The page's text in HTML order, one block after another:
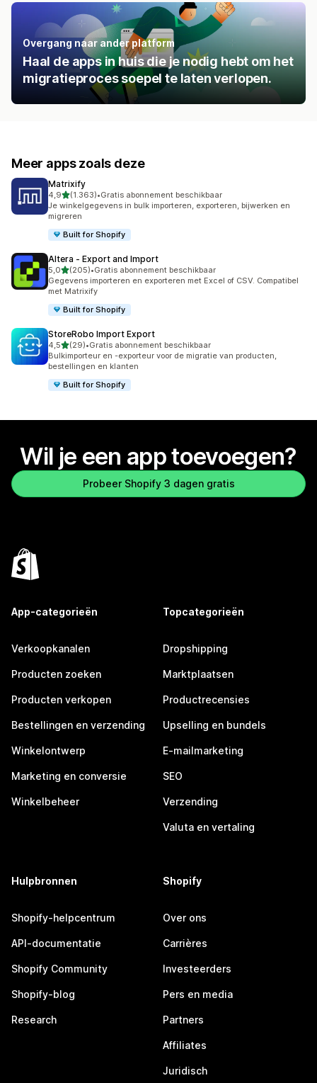
Overgang naar ander platform
Haal de apps in huis die je nodig hebt om het
migratieproces soepel te laten verlopen.
Meer apps zoals deze
Matrixify
4,9van 5 sterren
(1.363)
1363 recensies in totaal
•Gratis abonnement beschikbaar
Je winkelgegevens in bulk importeren, exporteren, bijwerken en
migreren
Built for Shopify
Altera ‑ Export and Import
5,0van 5 sterren
(205)
205 recensies in totaal
•Gratis abonnement beschikbaar
Gegevens importeren en exporteren met Excel of CSV. Compatibel
met Matrixify
Built for Shopify
StoreRobo Import Export
4,5van 5 sterren
(29)
29 recensies in totaal
•Gratis abonnement beschikbaar
Bulkimporteur en -exporteur voor de migratie van producten,
bestellingen en klanten
Built for Shopify
Wil je een app toevoegen?
Probeer Shopify 3 dagen gratis
App-categorieën
Verkoopkanalen
Producten zoeken
Producten verkopen
Bestellingen en verzending
Winkelontwerp
Marketing en conversie
Winkelbeheer
Topcategorieën
Dropshipping
Marktplaatsen
Productrecensies
Upselling en bundels
E-mailmarketing
SEO
Verzending
Valuta en vertaling
Hulpbronnen
Shopify-helpcentrum
API-documentatie
Shopify Community
Shopify-blog
Research
Shopify
Over ons
Carrières
Investeerders
Pers en media
Partners
Affiliates
Juridisch